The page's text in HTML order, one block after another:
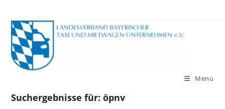
Inhalt
springen
Menü
Suchergebnisse für: öpnv